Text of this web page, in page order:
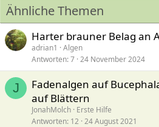
Ähnliche Themen
Harter brauner Belag an
adrian1
Algen
Antworten 7 24 November 2024
J
Fadenalgen auf
auf Blättern
JonahMolch Erste Hilfe
Antworten 12 24 August 2021